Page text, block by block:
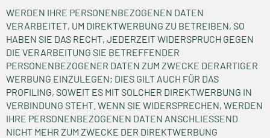
WERDEN IHRE PERSONENBEZOGENEN DATEN
VERARBEITET, UM DIREKTWERBUNG ZU BETREIBEN, SO
HABEN SIE DAS RECHT, JEDERZEIT WIDERSPRUCH GEGEN
DIE VERARBEITUNG SIE BETREFFENDER
PERSONENBEZOGENER DATEN ZUM ZWECKE DERARTIGER
WERBUNG EINZULEGEN; DIES GILT AUCH FÜR DAS
PROFILING, SOWEIT ES MIT SOLCHER DIREKTWERBUNG IN
VERBINDUNG STEHT. WENN SIE WIDERSPRECHEN, WERDEN
IHRE PERSONENBEZOGENEN DATEN ANSCHLIESSEND
NICHT MEHR ZUM ZWECKE DER DIREKTWERBUNG